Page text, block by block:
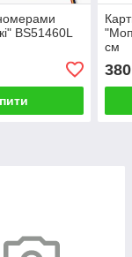
BS51460L
см
380